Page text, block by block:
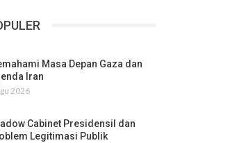
Masa Depan Gaza dan
Iran
2026
Cabinet Presidensil dan
Legitimasi Publik